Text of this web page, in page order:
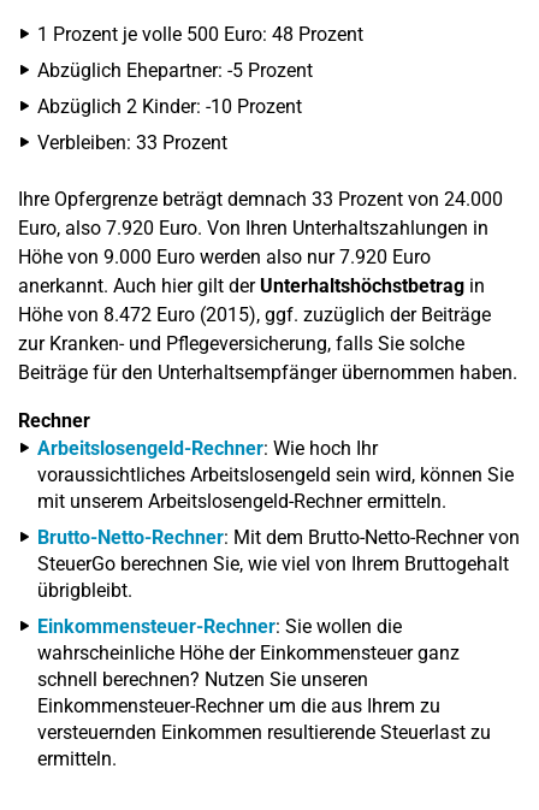
1 Prozent je volle 500 Euro: 48 Prozent
Abzüglich Ehepartner: -5 Prozent
Abzüglich 2 Kinder: -10 Prozent
Verbleiben: 33 Prozent
Ihre Opfergrenze beträgt demnach 33 Prozent von 24.000
Euro, also 7.920 Euro. Von Ihren Unterhaltszahlungen in
Höhe von 9.000 Euro werden also nur 7.920 Euro
anerkannt. Auch hier gilt der Unterhaltshöchstbetrag in
Höhe von 8.472 Euro (2015), ggf. zuzüglich der Beiträge
zur Kranken- und Pflegeversicherung, falls Sie solche
Beiträge für den Unterhaltsempfänger übernommen haben.
Rechner
Arbeitslosengeld-Rechner: Wie hoch Ihr
voraussichtliches Arbeitslosengeld sein wird, können Sie
mit unserem Arbeitslosengeld-Rechner ermitteln.
Brutto-Netto-Rechner: Mit dem Brutto-Netto-Rechner von
SteuerGo berechnen Sie, wie viel von Ihrem Bruttogehalt
übrigbleibt.
Einkommensteuer-Rechner: Sie wollen die
wahrscheinliche Höhe der Einkommensteuer ganz
schnell berechnen? Nutzen Sie unseren
Einkommensteuer-Rechner um die aus Ihrem zu
versteuernden Einkommen resultierende Steuerlast zu
ermitteln.